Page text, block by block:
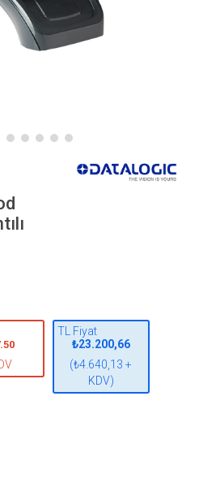
TL Fiyat
₺23.200,66
(₺4.640,13 +
KDV)